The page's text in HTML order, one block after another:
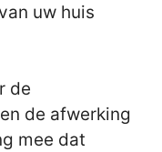
uw huis
de
de afwerking
mee dat